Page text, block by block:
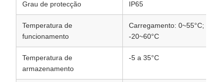
Grau de protecção IP65
Temperatura de
funcionamento
Carregamento: 0~55°C;
-20~60°C
Temperatura de
armazenamento
-5 a 35°C